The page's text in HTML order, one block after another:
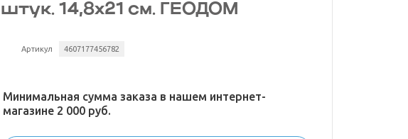
штук. 14,8х21 см. ГЕОДОМ
Артикул 4607177456782
Минимальная сумма заказа в нашем интернет-
магазине 2 000 руб.